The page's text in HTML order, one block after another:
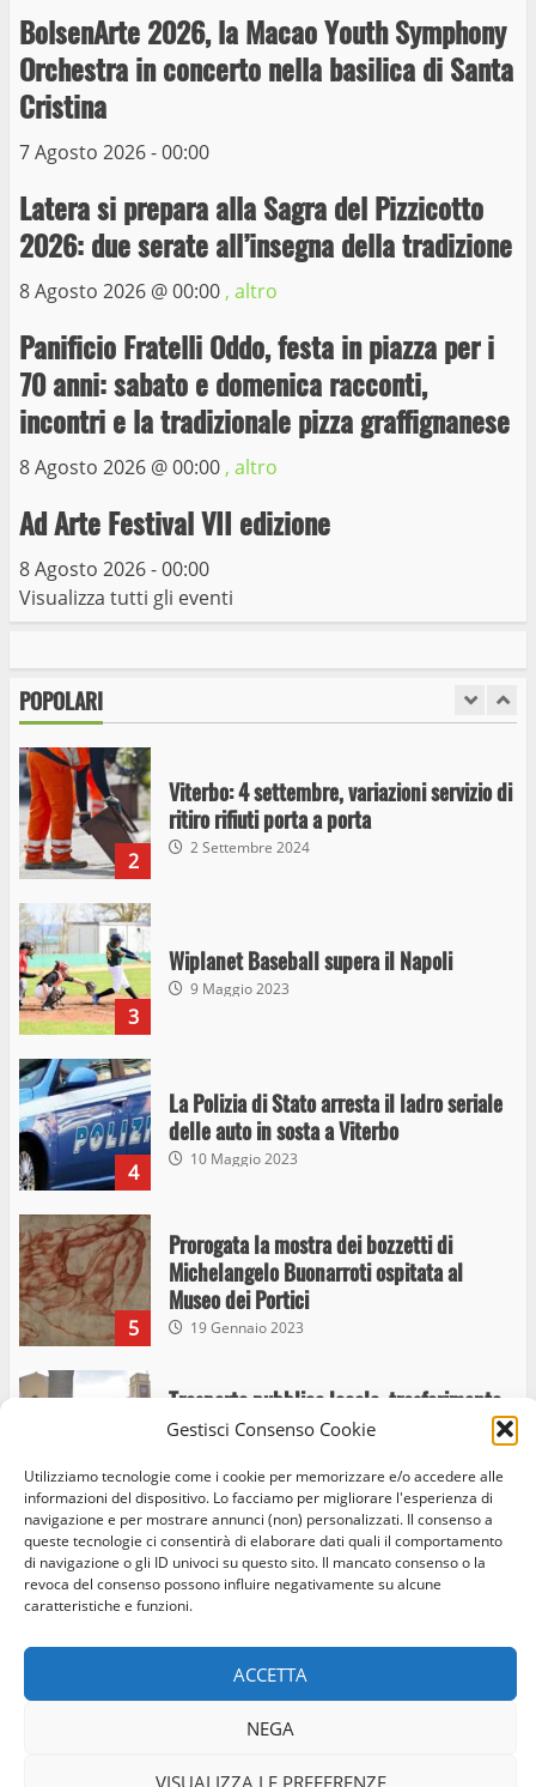
Gestisci Consenso Cookie
Utilizziamo tecnologie come i cookie per memorizzare e/o accedere alle
informazioni del dispositivo. Lo facciamo per migliorare l'esperienza di
navigazione e per mostrare annunci (non) personalizzati. Il consenso a
queste tecnologie ci consentirà di elaborare dati quali il comportamento
di navigazione o gli ID univoci su questo sito. Il mancato consenso o la
revoca del consenso possono influire negativamente su alcune
caratteristiche e funzioni.
ACCETTA
NEGA
VISUALIZZA LE PREFERENZE
BolsenArte 2026, la Macao Youth Symphony
Orchestra in concerto nella basilica di Santa
Cristina
7 Agosto 2026 - 00:00
Latera si prepara alla Sagra del Pizzicotto
2026: due serate all’insegna della tradizione
8 Agosto 2026 @00:00 , altro
Panificio Fratelli Oddo, festa in piazza per i
70 anni: sabato e domenica racconti,
incontri e la tradizionale pizza graffignanese
8 Agosto 2026 @00:00 , altro
Ad Arte Festival VII edizione
8 Agosto 2026 - 00:00
Visualizza tutti gli eventi
POPOLARI
4
La Polizia di Stato arresta il ladro seriale
delle auto in sosta a Viterbo
10 Maggio 2023
5
Prorogata la mostra dei bozzetti di
Museo dei Portici
19 Gennaio 2023
6
capolinea al terminal Riello dal 15 al 17
giugno
15 Giugno 2023
Giochi Sportivi Studenteschi di Atletica a
Viterbo
10 Maggio 2023
I Carabinieri arrestano due giovani per
stupefacenti
2
Viterbo: 4 settembre, variazioni servizio di
ritiro rifiuti porta a porta
2 Settembre 2024
3
Wiplanet Baseball supera il Napoli
9 Maggio 2023
4
La Polizia di Stato arresta il ladro seriale
delle auto in sosta a Viterbo
10 Maggio 2023
5
Prorogata la mostra dei bozzetti di
Michelangelo Buonarroti ospitata al
Museo dei Portici
19 Gennaio 2023
6
Trasporto pubblico locale, trasferimento
capolinea al terminal Riello dal 15 al 17
15 Giugno 2023
Giochi Sportivi Studenteschi di Atletica a
Viterbo
detenzione ai fini di spaccio di sostanze
Home Privacy Policy Cookie Policy Contatti
© Occhio Viterbese - Codice 90148040562 - N° iscrizione
ROC:39156 - Tutti i diritti riservati